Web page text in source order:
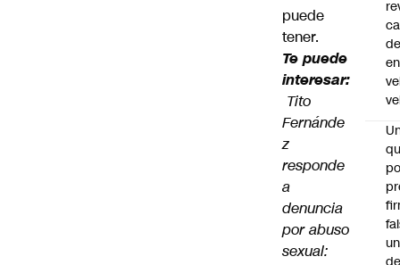
puede
tener.
Te puede
interesar:
Tito
Fernánde
z
responde
a
denuncia
por abuso
sexual:
en